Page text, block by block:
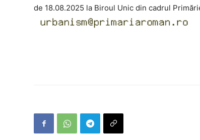
de 18.08.2025 la Biroul Unic din cadrul